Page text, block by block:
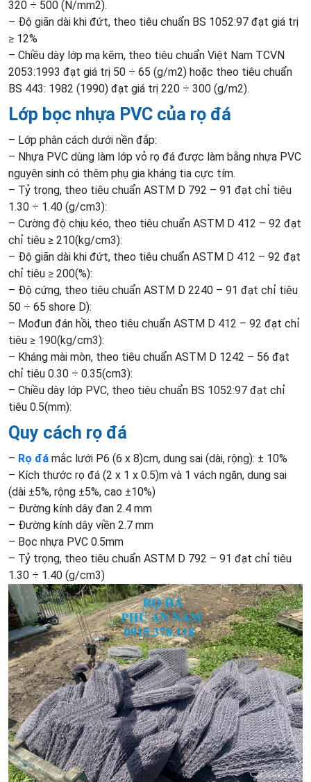
320 ÷ 500 (N/mm2).
– Độ giãn dài khi đứt, theo tiêu chuẩn BS 1052:97 đạt giá trị
≥ 12%
– Chiều dày lớp mạ kẽm, theo tiêu chuẩn Việt Nam TCVN
2053:1993 đạt giá trị 50 ÷ 65 (g/m2) hoặc theo tiêu chuẩn
BS 443: 1982 (1990) đạt giá trị 220 ÷ 300 (g/m2).
Lớp bọc nhựa PVC của rọ đá
– Lớp phân cách dưới nền đắp:
– Nhựa PVC dùng làm lớp vỏ rọ đá được làm bằng nhựa PVC
nguyên sinh có thêm phụ gia kháng tia cực tím.
– Tỷ trọng, theo tiêu chuẩn ASTM D 792 – 91 đạt chỉ tiêu
1.30 ÷ 1.40 (g/cm3):
– Cường độ chịu kéo, theo tiêu chuẩn ASTM D 412 – 92 đạt
chỉ tiêu ≥ 210(kg/cm3):
– Độ giãn dài khi đứt, theo tiêu chuẩn ASTM D 412 – 92 đạt
chỉ tiêu ≥ 200(%):
– Độ cứng, theo tiêu chuẩn ASTM D 2240 – 91 đạt chỉ tiêu
50 ÷ 65 shore D):
– Mođun đán hồi, theo tiêu chuẩn ASTM D 412 – 92 đạt chỉ
tiêu ≥ 190(kg/cm3):
– Kháng mài mòn, theo tiêu chuẩn ASTM D 1242 – 56 đạt
chỉ tiêu 0.30 ÷ 0.35(cm3):
– Chiều dày lớp PVC, theo tiêu chuẩn BS 1052:97 đạt chỉ
tiêu 0.5(mm):
Quy cách rọ đá
– Rọ đá mắc lưới P6 (6 x 8)cm, dung sai (dài, rộng): ± 10%
– Kích thước rọ đá (2 x 1 x 0.5)m và 1 vách ngăn, dung sai
(dài ±5%, rộng ±5%, cao ±10%)
– Đường kính dây đan 2.4 mm
– Đường kính dây viền 2.7 mm
– Bọc nhựa PVC 0.5mm
– Tỷ trọng, theo tiêu chuẩn ASTM D 792 – 91 đạt chỉ tiêu
1.30 ÷ 1.40 (g/cm3)